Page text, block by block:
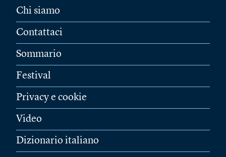
Chi siamo
Contattaci
Sommario
Festival
Privacy e cookie
Video
Dizionario italiano